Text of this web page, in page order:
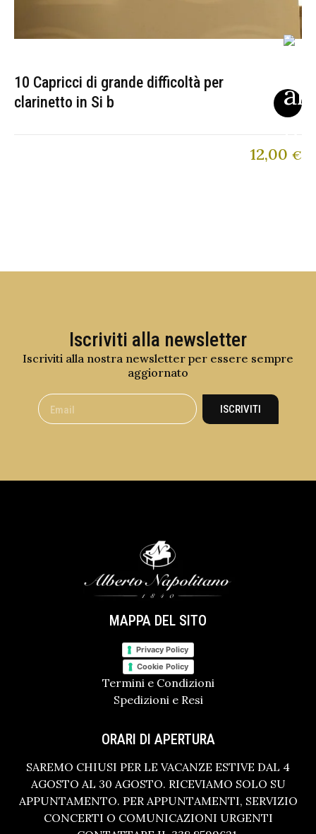
10 Capricci di grande difficoltà per
clarinetto in Si b
12,00 €
Iscriviti alla newsletter
Iscriviti alla nostra newsletter per essere sempre
aggiornato
ISCRIVITI
MAPPA DEL SITO
Privacy Policy
Cookie Policy
Termini e Condizioni
Spedizioni e Resi
ORARI DI APERTURA
SAREMO CHIUSI PER LE VACANZE ESTIVE DAL 4
AGOSTO AL 30 AGOSTO. RICEVIAMO SOLO SU
APPUNTAMENTO. PER APPUNTAMENTI, SERVIZIO
CONCERTI O COMUNICAZIONI URGENTI